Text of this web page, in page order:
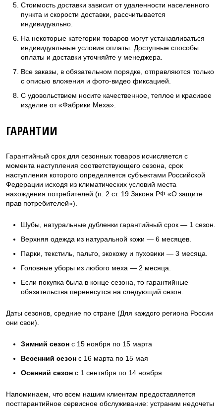
Стоимость доставки зависит от удаленности населенного
пункта и скорости доставки, рассчитывается
индивидуально.
На некоторые категории товаров могут устанавливаться
индивидуальные условия оплаты. Доступные способы
оплаты и доставки уточняйте у менеджера.
Все заказы, в обязательном порядке, отправляются только
с описью вложения и фото-видео фиксацией.
С удовольствием носите качественное, теплое и красивое
изделие от «Фабрики Меха».
ГАРАНТИИ
Гарантийный срок для сезонных товаров исчисляется с
момента наступления соответствующего сезона, срок
наступления которого определяется субъектами Российской
Федерации исходя из климатических условий места
нахождения потребителей (п. 2 ст. 19 Закона РФ «О защите
прав потребителей»).
Шубы, натуральные дубленки гарантийный срок — 1 сезон.
Верхняя одежда из натуральной кожи — 6 месяцев.
Парки, текстиль, пальто, экокожу и пуховики — 3 месяца.
Головные уборы из любого меха — 2 месяца.
Если покупка была в конце сезона, то гарантийные
обязательства перенесутся на следующий сезон.
Даты сезонов, средние по стране (Для каждого региона России
они свои).
Зимний сезон с 15 ноября по 15 марта
Весенний сезон с 16 марта по 15 мая
Осенний сезон с 1 сентября по 14 ноября
Напоминаем, что всем нашим клиентам предоставляется
постгарантийное сервисное обслуживание: устраним недочеты